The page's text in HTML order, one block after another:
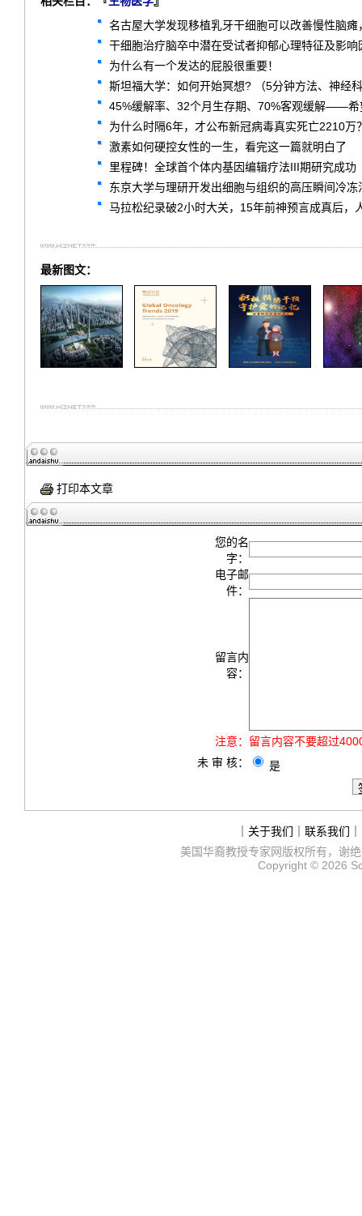
名古屋大学发现移植乳牙干细胞可以改善慢性脑
干细胞治疗脑卒中潜在受试者抑郁心理特征及影
为什么有一个发达的屁股很重要！
斯坦福大学：如何开始冥想? （5分钟方法、神经
45%缓解率、32个月生存期、70%客观缓解——希
为什么时隔6年，才公布新冠病毒真实死亡2210万
激素如何硬控女性的一生，看完这一篇就明白了
里程碑！全球首个体内基因编辑疗法III期研究成功
东京大学与理研开发出细胞与组织的高压瞬间冷
马拉松纪录破2小时大关，15年前神预言成真后，
最新图文：
打印本文章
您的名
字：
电子邮
件：
留言内
容：
注意： 留言内容不要超过
未 审 核：
是
关于我们 联系我们
美国华裔教授专家网版权所有，谢
Copyright © 2026